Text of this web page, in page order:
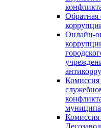
Обратная
Онлайн-